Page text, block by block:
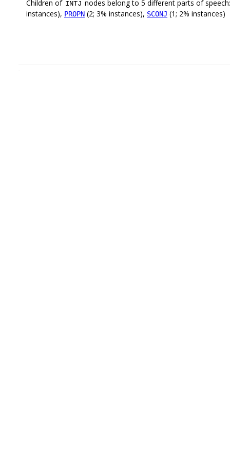
Children of INTJ nodes belong to 5 different parts of
instances), PROPN (2; 3% instances), SCONJ (1; 2% instances)
.